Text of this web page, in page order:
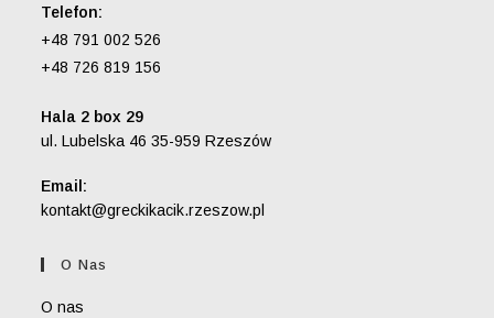
Telefon:
+48 791 002 526
+48 726 819 156
Hala 2 box 29
ul. Lubelska 46 35-959 Rzeszów
Email:
kontakt@greckikacik.rzeszow.pl
O Nas
O nas